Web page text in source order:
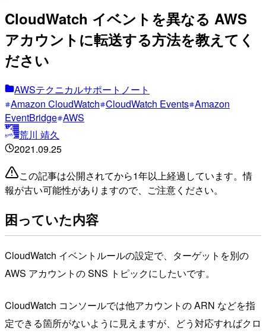
CloudWatch イベントを異なる AWS
アカウントに転送する方法を教えてく
ださい
AWSテクニカルサポートノート
Amazon CloudWatch CloudWatch Events Amazon
EventBridge AWS
荒川 靖久
2021.09.25
この記事は公開されてから1年以上経過しています。情
報が古い可能性がありますので、ご注意ください。
困っていた内容
CloudWatch イベントルールの設定で、ターゲットを別の
AWS アカウントの SNS トピックにしたいです。
CloudWatch コンソールでは他アカウントの ARN などを指
定できる箇所がないように見えますが、どう対応すればクロ